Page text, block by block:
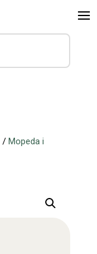
/ Mopeda i